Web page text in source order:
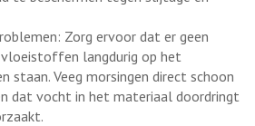
Zorg ervoor dat er geen
langdurig op het
staan. Veeg morsingen direct schoon
dat vocht in het materiaal doordringt